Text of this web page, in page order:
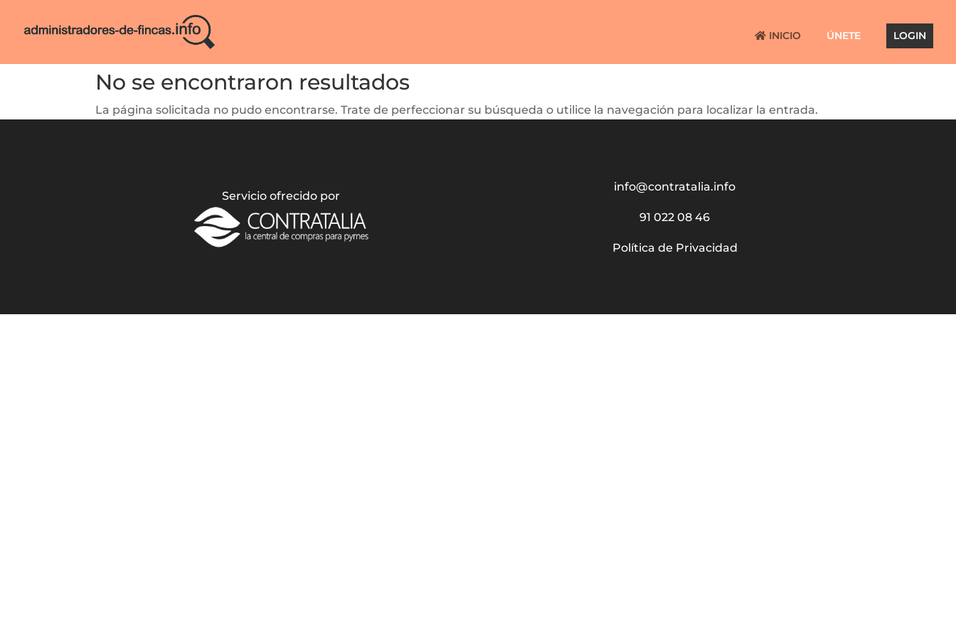
INICIO ÚNETE LOGIN
No se encontraron resultados
La página solicitada no pudo encontrarse. Trate de perfeccionar su búsqueda o utilice la navegación para localizar la entrada.
Servicio ofrecido por
info@contratalia.info
91 022 08 46
Política de Privacidad